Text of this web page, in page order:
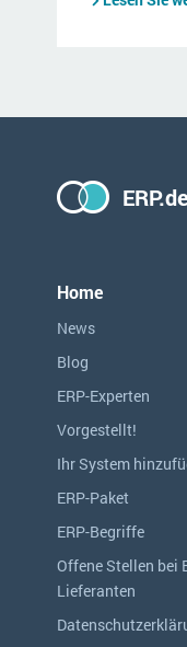
ERP.de
Home
News
Blog
ERP-Experten
Vorgestellt!
Ihr System
ERP-Paket
ERP-Begriffe
Offene Stellen bei
Lieferanten